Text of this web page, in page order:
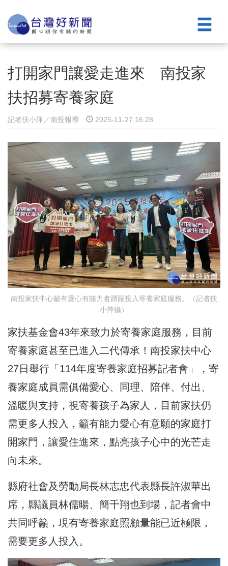
打開家門讓愛走進來 南投家
扶招募寄養家庭
記者扶小萍／南投報導 2025-11-27 16:28
南投家扶中心籲有愛心有能力者踴躍投入寄養家庭服務。（記者扶
小萍攝）
家扶基金會43年來致力於寄養家庭服務，目前
寄養家庭甚至已進入二代傳承！南投家扶中心
27日舉行「114年度寄養家庭招募記者會」，寄
養家庭成員需俱備愛心、同理、陪伴、付出、
溫暖與支持，視寄養孩子為家人，目前家扶仍
需更多人投入，籲有能力愛心有意願的家庭打
開家門，讓愛住進來，點亮孩子心中的光芒走
向未來。
縣府社會及勞動局長林志忠代表縣長許淑華出
席，縣議員林儒暘、簡千翔也到場，記者會中
共同呼籲，現有寄養家庭照顧量能已近極限，
需要更多人投入。